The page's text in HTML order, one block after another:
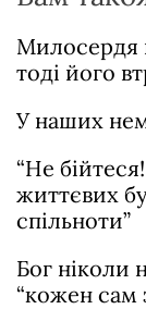
Милосердя
тоді його
У наших
“Не
життєвих
спільноти”
Бог ніколи
“кожен сам